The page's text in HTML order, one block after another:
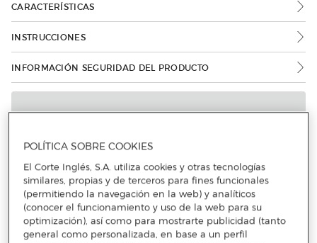
CARACTERÍSTICAS
INSTRUCCIONES
INFORMACIÓN SEGURIDAD DEL PRODUCTO
Más info
POLÍTICA SOBRE COOKIES
El Corte Inglés, S.A. utiliza cookies y otras tecnologías
similares, propias y de terceros para fines funcionales
(permitiendo la navegación en la web) y analíticos
(conocer el funcionamiento y uso de la web para su
optimización), así como para mostrarte publicidad (tanto
general como personalizada, en base a un perfil